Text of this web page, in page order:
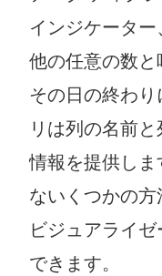
し
い
ウ
ィ
ン
ド
ウ
で
インジケータ
他の任意の数と
その日の終わ
リは列の名前
情報を提供しま
ないくつかの
ビジュアライ
できます。